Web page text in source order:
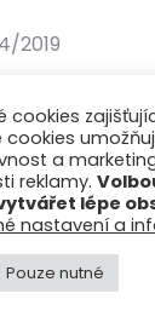
2019
2018
cookies
cookies
a
reklamy.
lépe
nastavení a
Pouze nutné